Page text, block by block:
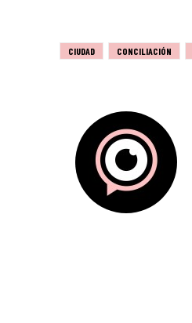
CIUDAD CONCILIACIÓN